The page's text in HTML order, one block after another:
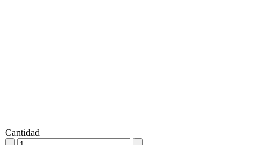
Cantidad